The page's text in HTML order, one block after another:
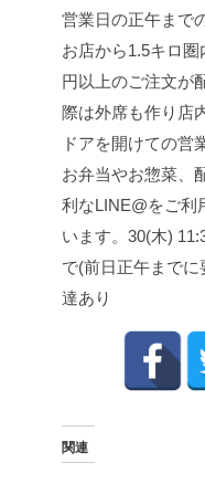
営業日の正午まで
お店から1.5キロ
円以上のご注文が
際は外席も作り店
ドアを開けての営
お弁当やお惣菜、
利なLINE@をご利
います。 30(木)
で(前日正午まで
達あり
関連